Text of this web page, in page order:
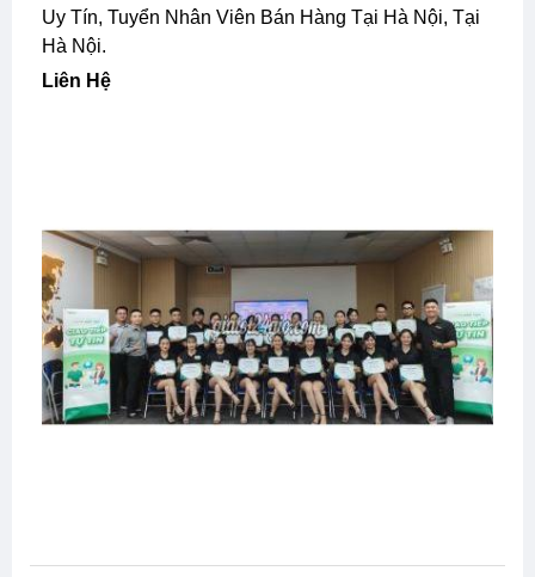
Uy Tín, Tuyển Nhân Viên Bán Hàng Tại Hà Nội, Tại
Hà Nội.
Liên Hệ